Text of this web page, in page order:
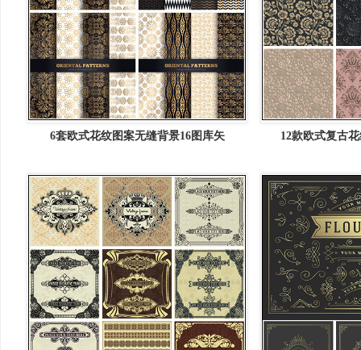
6套欧式花纹图案无缝背景16图库矢 12款欧式复古